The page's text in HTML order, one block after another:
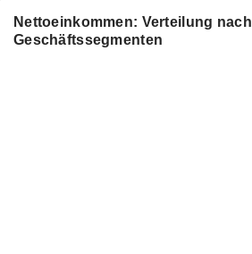
Nettoeinkommen: Verteilung nach
Geschäftssegmenten